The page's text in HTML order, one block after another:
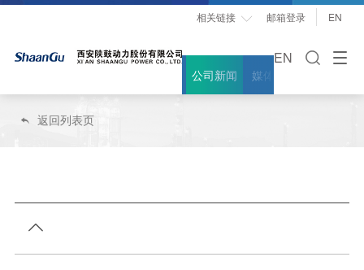
相关链接  邮箱登录 EN
EN
公司新闻 媒体聚焦
 返回列表页
